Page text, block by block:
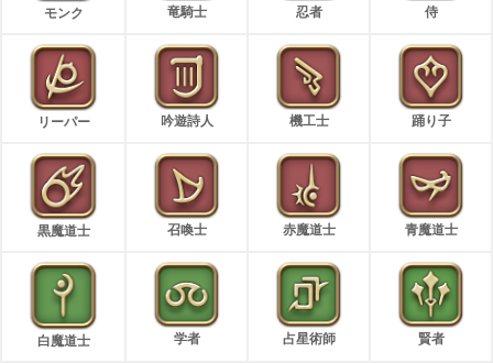
モンク 竜騎士 忍者 侍
リーパー 吟遊詩人 機工士 踊り子
黒魔道士 召喚士 赤魔道士 青魔道士
白魔道士 学者 占星術師 賢者